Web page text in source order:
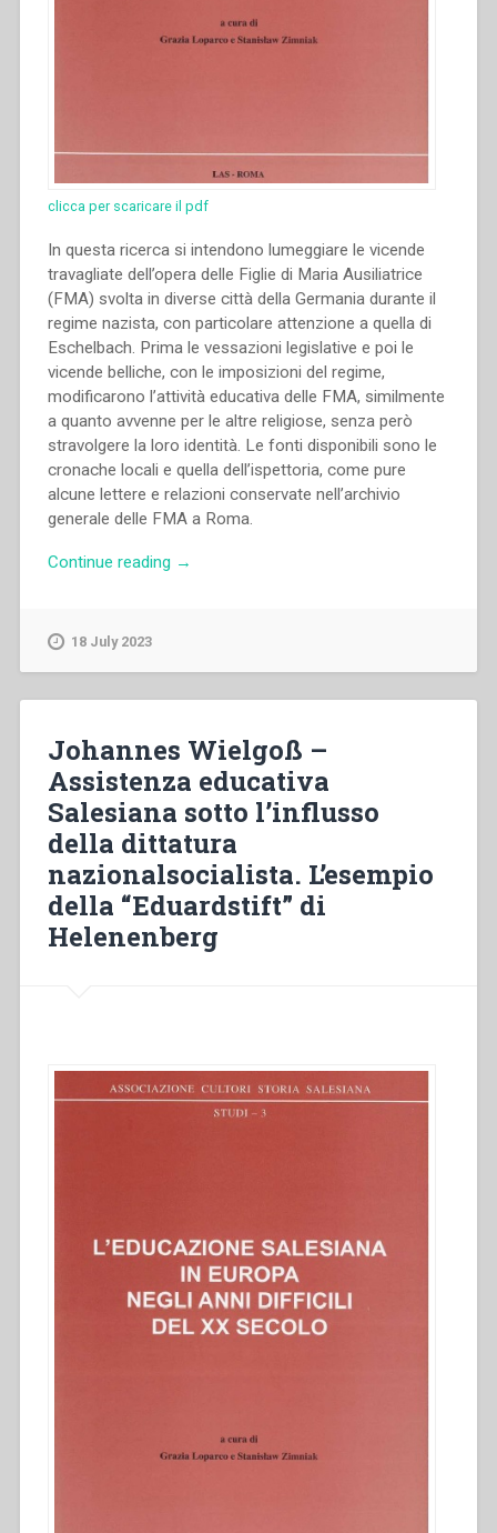
clicca per scaricare il pdf
In questa ricerca si intendono lumeggiare le vicende
travagliate dell’opera delle Figlie di Maria Ausiliatrice
(FMA) svolta in diverse città della Germania durante il
regime nazista, con particolare attenzione a quella di
Eschelbach. Prima le vessazioni legislative e poi le
vicende belliche, con le imposizioni del regime,
modificarono l’attività educativa delle FMA, similmente
a quanto avvenne per le altre religiose, senza però
stravolgere la loro identità. Le fonti disponibili sono le
cronache locali e quella dell’ispettoria, come pure
alcune lettere e relazioni conservate nell’archivio
generale delle FMA a Roma.
Continue reading “Katharina
Ausiliatrice
in
Germania
il
regime
nazista”
→
18 July 2023
Johannes Wielgoß –
Assistenza educativa
Salesiana sotto l’influsso
della dittatura
nazionalsocialista. L’esempio
della “Eduardstift” di
Helenenberg